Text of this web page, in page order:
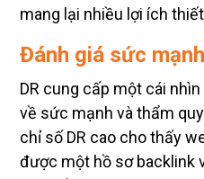
mang lại nhiều lợi ích
Đánh giá sức
DR cung cấp một cái
về sức mạnh và thẩm
chỉ số DR cao cho thấy
được một hồ sơ backlink